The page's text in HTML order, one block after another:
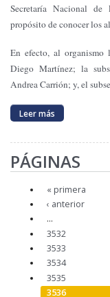
Secretaría Nacional de
propósito de conocer los
En efecto, al organismo
Diego Martínez; la
Andrea Carrión; y, el
Leer más
PÁGINAS
« primera
‹ anterior
…
3532
3533
3534
3535
3536